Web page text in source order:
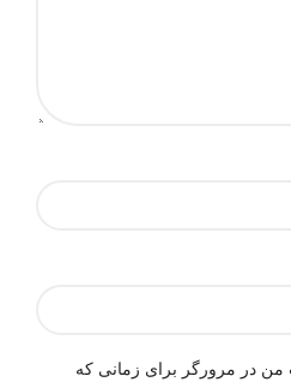
من در مرورگر برای زمانی که